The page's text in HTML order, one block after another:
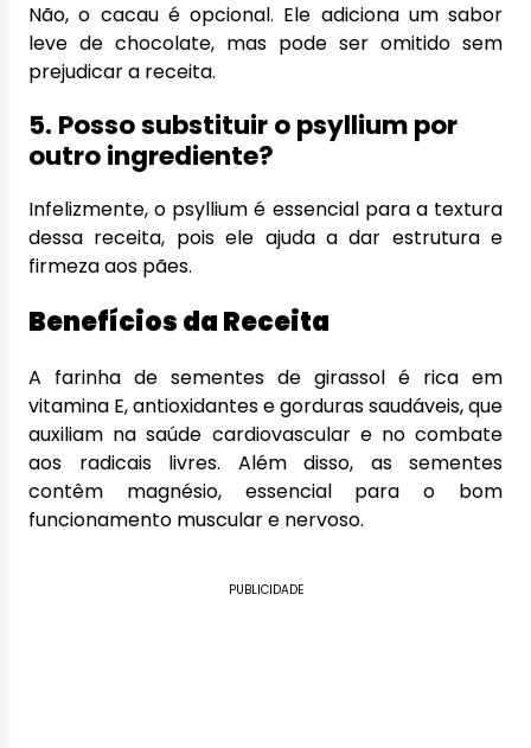
Não, o cacau é opcional. Ele adiciona um sabor
leve de chocolate, mas pode ser omitido sem
prejudicar a receita.
5. Posso substituir o psyllium por
outro ingrediente?
Infelizmente, o psyllium é essencial para a textura
dessa receita, pois ele ajuda a dar estrutura e
firmeza aos pães.
Benefícios da Receita
A farinha de sementes de girassol é rica em
vitamina E, antioxidantes e gorduras saudáveis, que
auxiliam na saúde cardiovascular e no combate
aos radicais livres. Além disso, as sementes
contêm magnésio, essencial para o bom
funcionamento muscular e nervoso.
PUBLICIDADE